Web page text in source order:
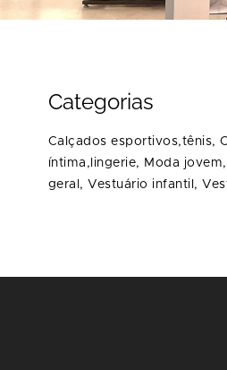
Categorias
Calçados esportivos,tênis,
íntima,lingerie, Moda
geral,Vestuário infantil,